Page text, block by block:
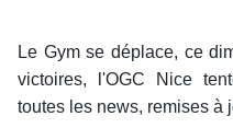
Le Gym se déplace, ce
victoires, l'OGC Nice
toutes les news, remises à